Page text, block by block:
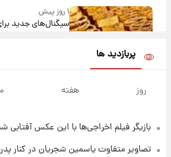
۱ روز پیش
سیگنال‌های جدید
۱۷ ساعت پیش
پربازدید ها
روز هفته
بازیگر فیلم اخراجی‌ها با این عکس
تصاویر متفاوت یاسمین شجریان در کنار